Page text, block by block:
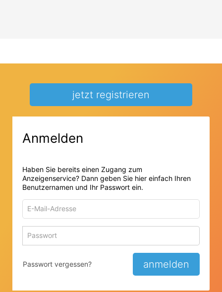
jetzt registrieren
Anmelden
Haben Sie bereits einen Zugang zum
Anzeigenservice? Dann geben Sie hier einfach Ihren
Benutzernamen und Ihr Passwort ein.
Adresse
zum
Anmelden
anmelden
Passwort vergessen?